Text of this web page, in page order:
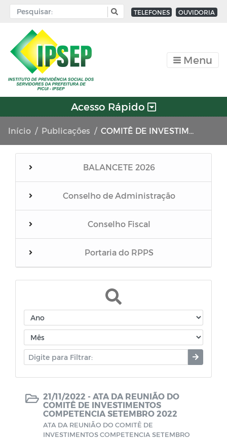
TELEFONES OUVIDORIA
Menu
Acesso Rápido
Início Publicações COMITÊ DE INVESTIMENTOS
BALANCETE 2026
Conselho de Administração
Conselho Fiscal
Portaria do RPPS
Balanços
RREO do RPPS
Eventos
Folha inativos
Folha Pensionista
21/11/2022 - ATA DA REUNIÃO DO
COMITÊ DE INVESTIMENTOS
COMPETENCIA SETEMBRO 2022
ATA DA REUNIÃO DO COMITÊ DE
INVESTIMENTOS COMPETENCIA SETEMBRO